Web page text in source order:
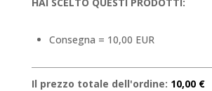
HAI SCELTO QUESTI PRODOTTI:
Consegna = 10,00 EUR
Il prezzo totale dell'ordine: 10,00 €